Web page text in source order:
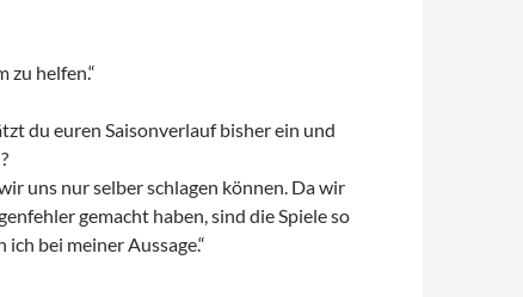
zu helfen.“
du euren Saisonverlauf bisher ein und
uns nur selber schlagen können. Da wir
gemacht haben, sind die Spiele so
bei meiner Aussage.“